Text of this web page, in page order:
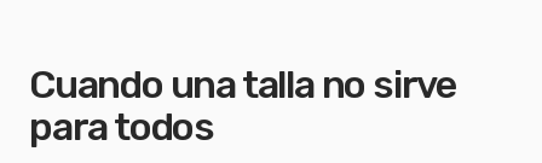
Cuando una talla no sirve
para todos